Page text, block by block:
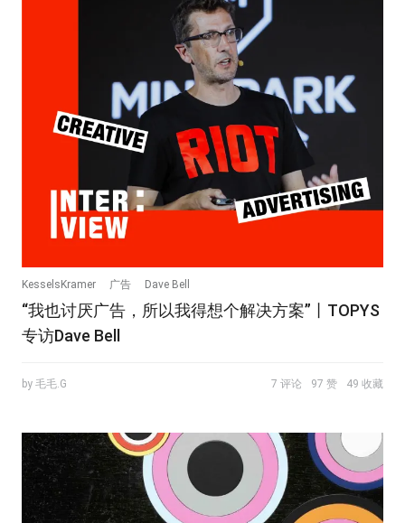
KesselsKramer 广告 Dave Bell
“我也讨厌广告，所以我得想个解决方案”丨TOPYS
专访Dave Bell
by 毛毛.G 7 评论 97 赞 49 收藏